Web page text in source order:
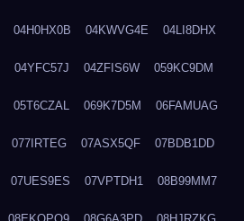
04H0HX0B 04KWVG4E 04LI8DHX
04YFC57J 04ZFIS6W 059KC9DM
05T6CZAL 069K7D5M 06FAMUAG
077IRTEG 07ASX5QF 07BDB1DD
07UES9ES 07VPTDH1 08B99MM7